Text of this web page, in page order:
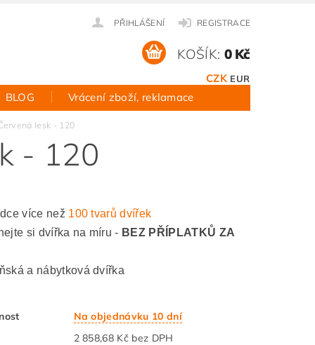
PŘIHLÁŠENÍ REGISTRACE
CZK EUR
KOŠÍK: 0 Kč
BLOG Vrácení zboží, reklamace
lesk - 120
- 120
více než 100 tvarů dvířek
si dvířka na míru - BEZ PŘÍPLATKŮ ZA
a nábytková dvířka
Na objednávku 10 dní
2 858,68 Kč bez DPH